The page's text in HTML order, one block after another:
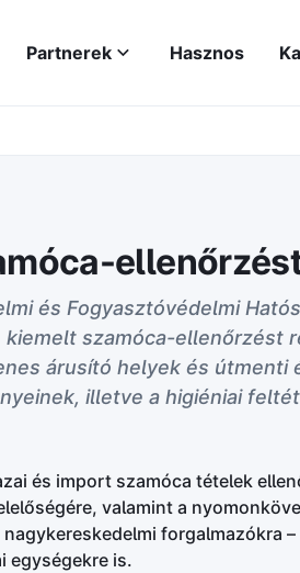
Partnerek Hasznos
és Fogyasztóvédelmi
kiemelt szamóca-ellenőrzést
árusító helyek és útmenti
illetve a higiéniai
és import szamóca tételek
valamint a
forgalmazókra
egységekre is.